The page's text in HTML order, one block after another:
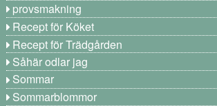
provsmakning
Recept för Köket
Recept för Trädgården
Såhär odlar jag
Sommar
Sommarblommor